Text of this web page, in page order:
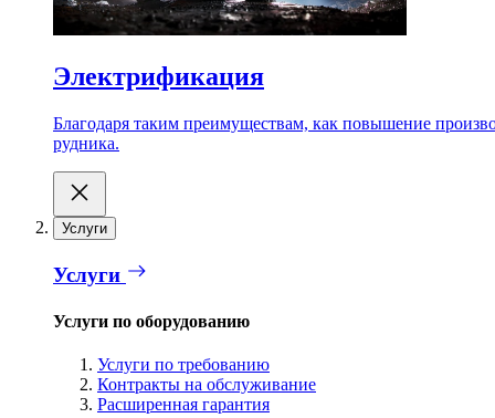
Электрификация
Благодаря таким преимуществам, как повышение
рудника.
Услуги
Услуги
Услуги по оборудованию
Услуги по требованию
Контракты на обслуживание
Расширенная гарантия